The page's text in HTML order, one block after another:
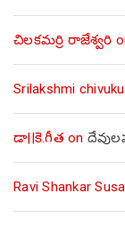
చిలకమర్రి రాజేశ్వరి
Srilakshmi
డా||కె.గీత on
Ravi Shankar